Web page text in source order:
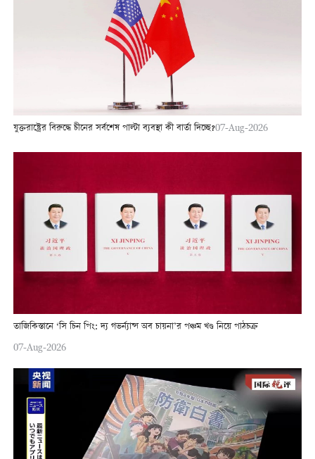
যুক্তরাষ্ট্রের বিরুদ্ধে চীনের সর্বশেষ পাল্টা ব্যবস্থা কী বার্তা দিচ্ছে?07-Aug-2026
তাজিকিস্তানে ‘সি চিন পিং: দ্য গভর্ন্যান্স অব চায়না’র পঞ্চম খণ্ড নিয়ে পাঠচক্র
07-Aug-2026